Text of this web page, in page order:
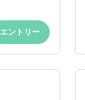
エントリー